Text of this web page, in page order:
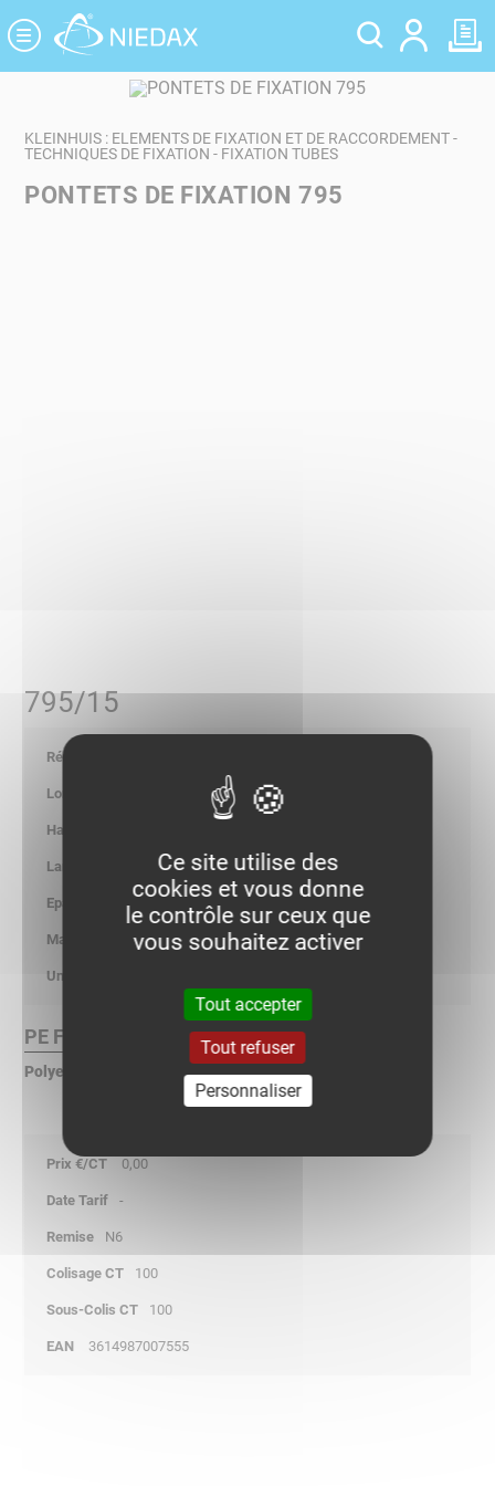
KLEINHUIS : ELEMENTS DE FIXATION ET DE RACCORDEMENT -
TECHNIQUES DE FIXATION - FIXATION TUBES
PONTETS DE FIXATION 795
795/15
0.200
PE Finition :
Polyethylène
0,00
-
N6
100
100
3614987007555
Panneau de gestion des cookies
Ce site utilise des
cookies et vous donne
le contrôle sur ceux que
vous souhaitez activer
Tout accepter
Tout refuser
Personnaliser